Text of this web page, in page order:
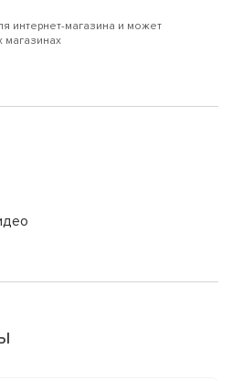
интернет-магазина и может
магазинах